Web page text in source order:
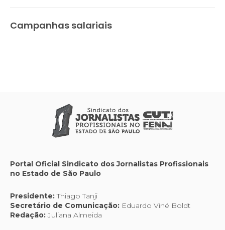
Campanhas salariais
Portal Oficial Sindicato dos Jornalistas Profissionais
no Estado de São Paulo
Presidente:Thiago Tanji
Secretário de Comunicação: Eduardo Viné Boldt
Redação:Juliana Almeida